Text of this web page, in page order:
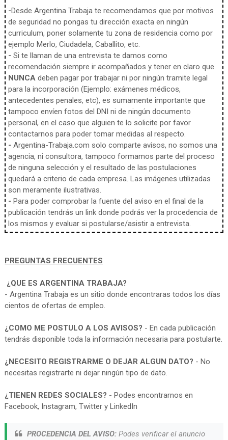
-Desde Argentina Trabaja te recomendamos que por motivos
de seguridad no pongas tu dirección exacta en ningún
curriculum, poner solamente tu zona de residencia como por
ejemplo Merlo, Ciudadela, Caballito, etc.
- Si te llaman de una entrevista te damos como
recomendación siempre ir acompañados y tener en claro que
NUNCAdeben pagar por trabajar ni por ningún tramite legal
para la incorporación (Ejemplo: exámenes médicos,
antecedentes penales, etc), es sumamente importante que
tampoco envíen fotos del DNI ni de ningún documento
personal, en el caso que alguien te lo solicite por favor
contactarnos para poder tomar medidas al respecto.
- Argentina-Trabaja.com solo comparte avisos, no somos una
agencia, ni consultora, tampoco formamos parte del proceso
de ninguna selección y el resultado de las postulaciones
quedará a criterio de cada empresa. Las imágenes utilizadas
son meramente ilustrativas.
- Para poder comprobar la fuente del aviso en el final de la
publicación tendrás un link donde podrás ver la procedencia de
los mismos y evaluar si postularse/asistir a entrevista.
PREGUNTAS FRECUENTES
¿QUE ES ARGENTINA TRABAJA?
- Argentina Trabaja es un sitio donde encontraras todos los días
cientos de ofertas de empleo.
¿COMO ME POSTULO A LOS AVISOS? - En cada publicación
tendrás disponible toda la información necesaria para postularte.
¿NECESITO REGISTRARME O DEJAR ALGUN DATO? - No
necesitas registrarte ni dejar ningún tipo de dato.
¿TIENEN REDES SOCIALES? - Podes encontrarnos en
Facebook, Instagram, Twitter y LinkedIn
PROCEDENCIA DEL AVISO:Podes verificar el anuncio